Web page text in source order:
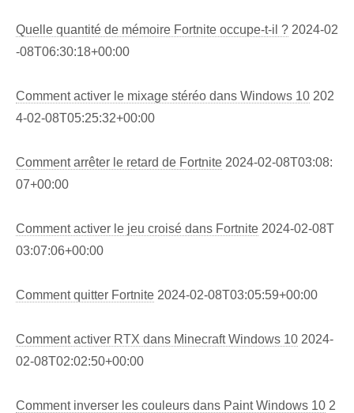
Quelle quantité de mémoire Fortnite occupe-t-il ? 2024-02
-08T06:30:18+00:00
Comment activer le mixage stéréo dans Windows 10 202
4-02-08T05:25:32+00:00
Comment arrêter le retard de Fortnite 2024-02-08T03:08:
07+00:00
Comment activer le jeu croisé dans Fortnite 2024-02-08T
03:07:06+00:00
Comment quitter Fortnite 2024-02-08T03:05:59+00:00
Comment activer RTX dans Minecraft Windows 10 2024-
02-08T02:02:50+00:00
Comment inverser les couleurs dans Paint Windows 10 2